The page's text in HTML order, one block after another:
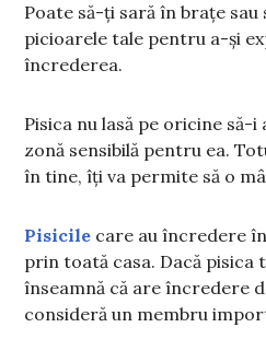
Poate să-ți sară în brațe sau
picioarele tale pentru a-și
încrederea.
Pisica nu lasă pe oricine să-
zonă sensibilă pentru ea.
în tine, îți va permite să o
Pisicile care au încredere
prin toată casa. Dacă pisica
înseamnă că are încredere
consideră un membru